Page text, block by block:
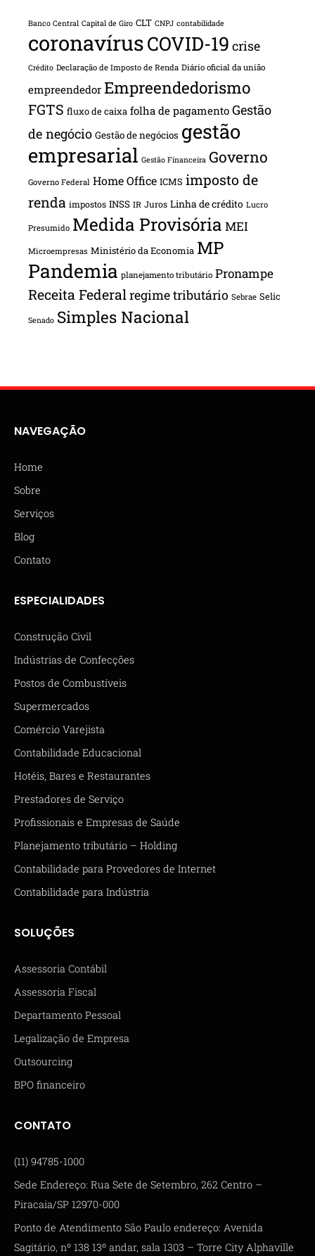
Banco Central Capital de Giro CLT CNPJ contabilidade
coronavírusCOVID-19 crise
Crédito Declaração de Imposto de Renda Diário oficial da união
empreendedor Empreendedorismo
FGTS fluxo de caixa folha de pagamento Gestão
de negócio Gestão de negócios gestão
empresarial Gestão Financeira Governo
Governo Federal Home Office ICMS imposto de
renda impostos INSS IR Juros Linha de crédito Lucro
Presumido Medida Provisória MEI
Microempresas Ministério da Economia MP
Pandemia planejamento tributário Pronampe
Receita Federalregime tributário Sebrae Selic
Senado Simples Nacional
NAVEGAÇÃO
Home
Sobre
Serviços
Blog
Contato
ESPECIALIDADES
Construção Civil
Indústrias de Confecções
Postos de Combustíveis
Supermercados
Comércio Varejista
Contabilidade Educacional
Hotéis, Bares e Restaurantes
Prestadores de Serviço
Profissionais e Empresas de Saúde
Planejamento tributário – Holding
Contabilidade para Provedores de Internet
Contabilidade para Indústria
SOLUÇÕES
Assessoria Contábil
Assessoria Fiscal
Departamento Pessoal
Legalização de Empresa
Outsourcing
BPO financeiro
CONTATO
(11) 94785-1000
Sede Endereço: Rua Sete de Setembro, 262 Centro –
Piracaia/SP 12970-000
Ponto de Atendimento São Paulo endereço: Avenida
Sagitário, nº 138 13º andar, sala 1303 – Torre City Alphaville